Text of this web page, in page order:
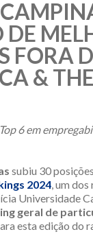
DE
FORA
&
6 em
subiu 30
2024 , um
Universidade
geral de
esta edição do